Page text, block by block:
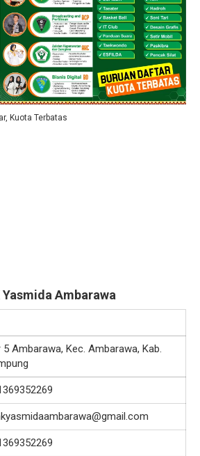
Kuota Terbatas
Yasmida Ambarawa
Ambarawa, Kec. Ambarawa, Kab.